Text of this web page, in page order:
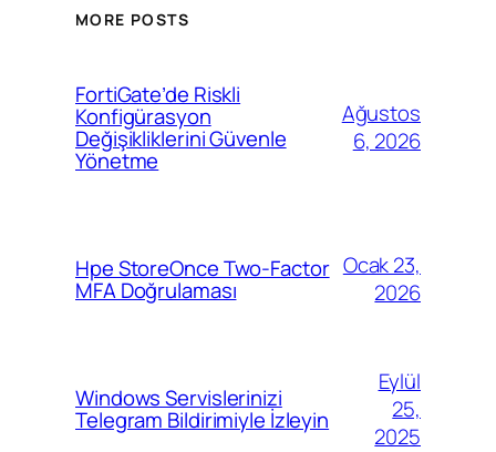
MORE POSTS
FortiGate’de Riskli
Konfigürasyon
Değişikliklerini Güvenle
Yönetme
Ağustos
6, 2026
Hpe StoreOnce Two-Factor
MFA Doğrulaması
Ocak 23,
2026
Windows Servislerinizi
Telegram Bildirimiyle İzleyin
Eylül
25,
2025